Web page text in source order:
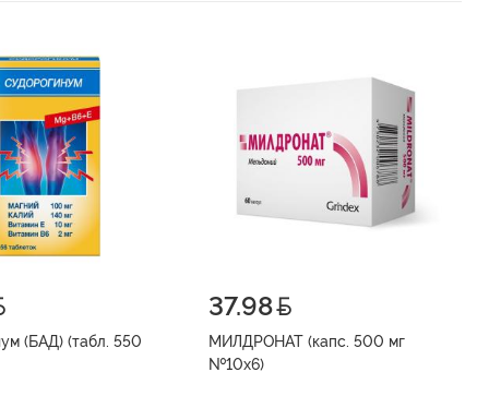
(БАД) (табл. 550
37.98
МИЛДРОНАТ (капс. 500 мг
№10х6)